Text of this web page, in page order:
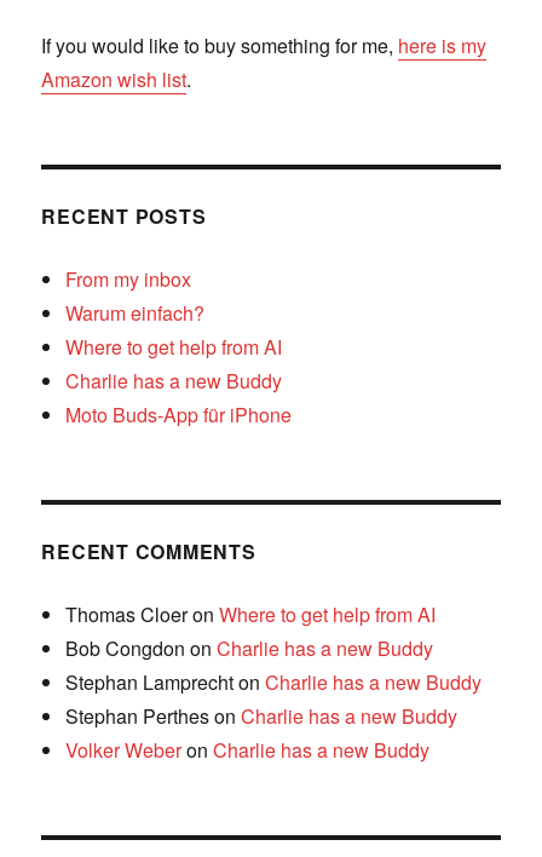
If you would like to buy something for me, here is my
Amazon wish list.
RECENT POSTS
From my inbox
Warum einfach?
Where to get help from AI
Charlie has a new Buddy
Moto Buds-App für iPhone
RECENT COMMENTS
Thomas CloeronWhere to get help from AI
Bob Congdon onCharlie has a new Buddy
Stephan LamprechtonCharlie has a new Buddy
Stephan PerthesonCharlie has a new Buddy
Volker WeberonCharlie has a new Buddy